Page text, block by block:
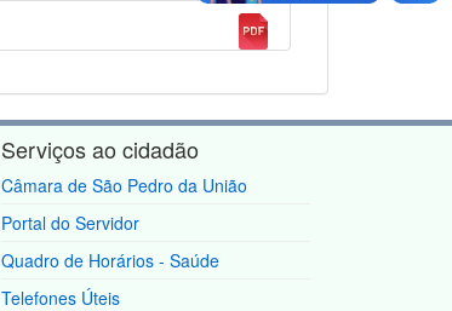
Serviços ao cidadão
Câmara de São Pedro da União
Portal do Servidor
Quadro de Horários - Saúde
Telefones Úteis